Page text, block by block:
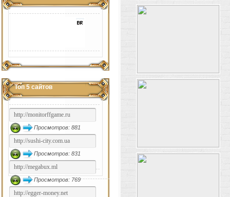
Топ 5 сайтов
Просмотров: 881
Просмотров: 831
Просмотров: 769